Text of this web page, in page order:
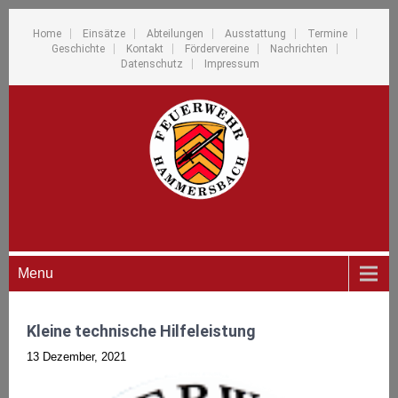
Home Einsätze Abteilungen Ausstattung
Termine
Geschichte
Kontakt Fördervereine
Nachrichten
Datenschutz
Impressum
Menu
Kleine technische Hilfeleistung
13 Dezember, 2021